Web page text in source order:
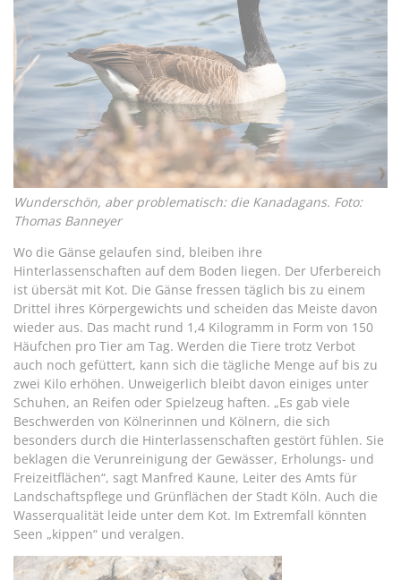
Wunderschön, aber problematisch: die Kanadagans. Foto:
Thomas Banneyer
Wo die Gänse gelaufen sind, bleiben ihre
Hinterlassenschaften auf dem Boden liegen. Der Uferbereich
ist übersät mit Kot. Die Gänse fressen täglich bis zu einem
Drittel ihres Körpergewichts und scheiden das Meiste davon
wieder aus. Das macht rund 1,4 Kilogramm in Form von 150
Häufchen pro Tier am Tag. Werden die Tiere trotz Verbot
auch noch gefüttert, kann sich die tägliche Menge auf bis zu
zwei Kilo erhöhen. Unweigerlich bleibt davon einiges unter
Schuhen, an Reifen oder Spielzeug haften. „Es gab viele
Beschwerden von Kölnerinnen und Kölnern, die sich
besonders durch die Hinterlassenschaften gestört fühlen. Sie
beklagen die Verunreinigung der Gewässer, Erholungs- und
Freizeitflächen“, sagt Manfred Kaune, Leiter des Amts für
Landschaftspflege und Grünflächen der Stadt Köln. Auch die
Wasserqualität leide unter dem Kot. Im Extremfall könnten
Seen „kippen“ und veralgen.